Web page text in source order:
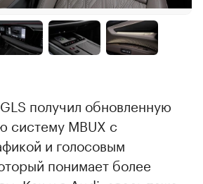
получил обновленную
систему MBUX с
и голосовым
понимает более